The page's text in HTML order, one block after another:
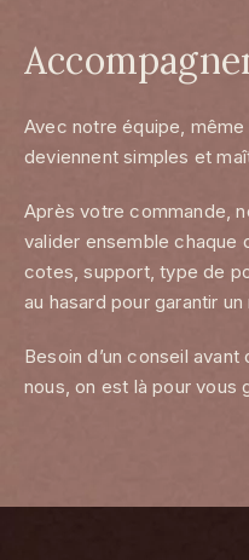
Avec notre équipe,
deviennent simples et
Après votre commande,
valider ensemble chaque
cotes, support, type de
au hasard pour garantir
Besoin d’un conseil
nous, on est là pour vous